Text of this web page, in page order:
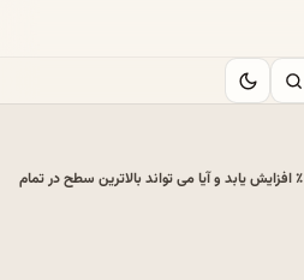
قیمت XMR Monero ممکن است 40 ٪ افزایش یابد و آیا می تواند بالاترین سطح در تمام